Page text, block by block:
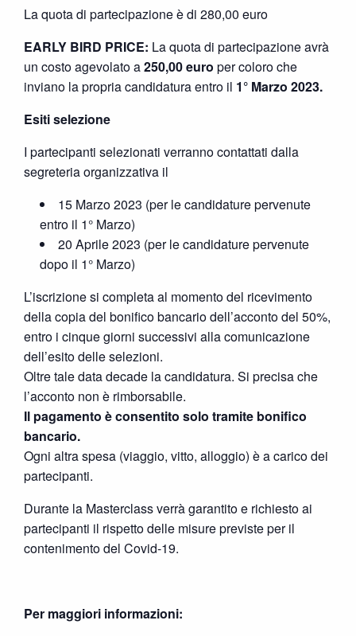
La quota di partecipazione è di 280,00 euro
EARLY BIRD PRICE: La quota di partecipazione avrà
un costo agevolato a250,00 euro per coloro che
inviano la propria candidatura entro il 1° Marzo 2023.
Esiti selezione
I partecipanti selezionati verranno contattati dalla
segreteria organizzativa il
15 Marzo 2023 (per le candidature pervenute
entro il 1° Marzo)
20 Aprile 2023 (per le candidature pervenute
dopo il 1° Marzo)
L’iscrizione si completa al momento del ricevimento
della copia del bonifico bancario dell’acconto del 50%,
entro i cinque giorni successivi alla comunicazione
dell’esito delle selezioni.
Oltre tale data decade la candidatura. Si precisa che
l’acconto non è rimborsabile.
Il pagamento è consentito solo tramite bonifico
bancario.
Ogni altra spesa (viaggio, vitto, alloggio) è a carico dei
partecipanti.
Durante la Masterclass verrà garantito e richiesto ai
partecipanti il rispetto delle misure previste per il
contenimento del Covid-19.
Per maggiori informazioni: